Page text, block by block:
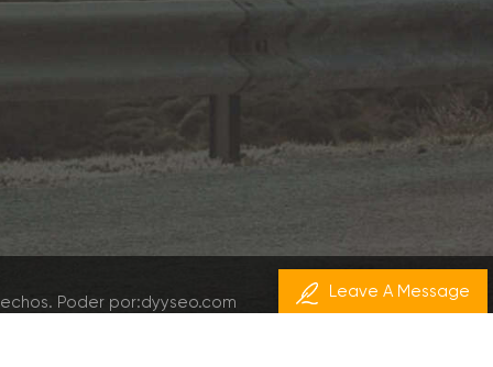
Poder por:dyyseo.com
Leave A Message